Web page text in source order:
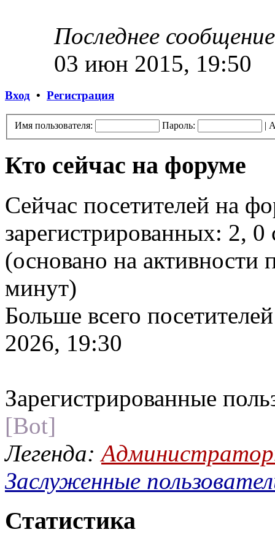
Последнее сообщение
03 июн 2015, 19:50
Вход • Регистрация
Имя пользователя: Пароль: |
Кто сейчас на форуме
Сейчас посетителей на
зарегистрированных: 2,
(основано на активности
минут)
Больше всего
2026, 19:30
Зарегистрированные
[Bot]
Легенда:
Заслуженные
Статистика